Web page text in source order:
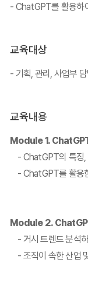
- ChatGPT를 활용하
교육대상
- 기획, 관리, 사업부
교육내용
Module 1.
- ChatGPT의 특징,
- ChatGPT를 활용
Module 2. ChatGPT
- 거시 트렌드 분석하
- 조직이 속한 산업